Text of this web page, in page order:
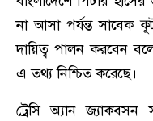
না আসা পর্যন্ত সাবেক
দায়িত্ব পালন করবেন
এ তথ্য নিশ্চিত করেছে।
ট্রেসি অ্যান জ্যাকবসন